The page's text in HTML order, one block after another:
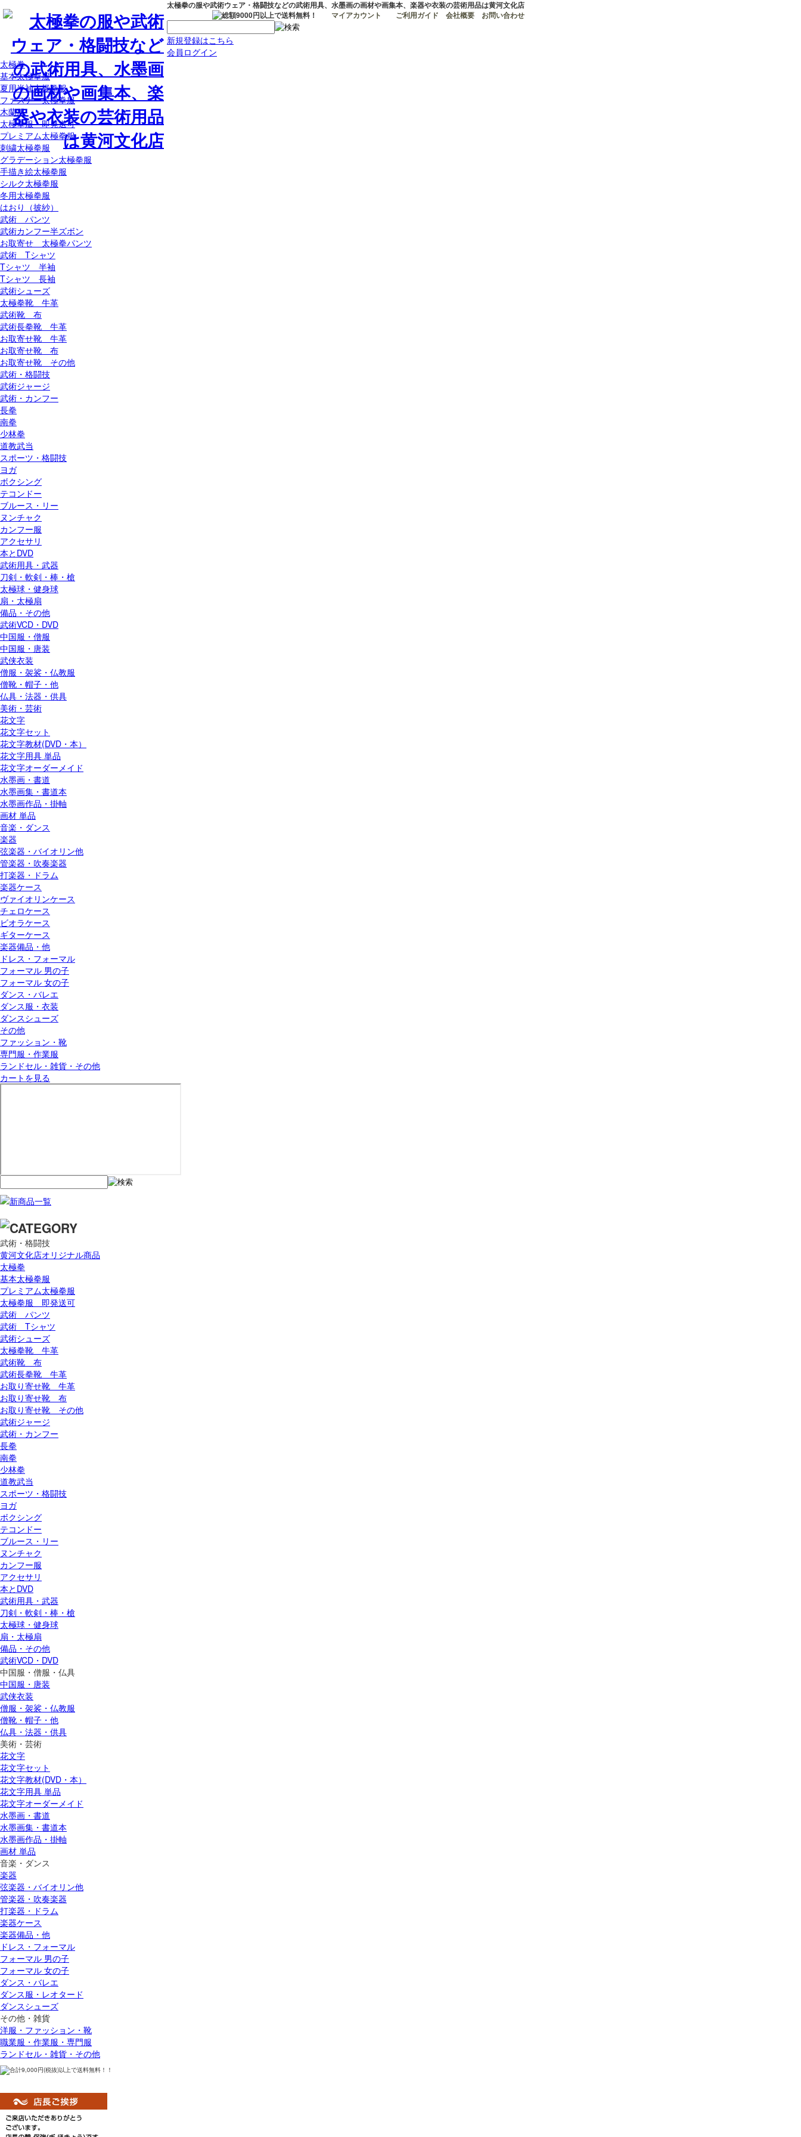
太極拳の服や武術ウェア・格闘技などの武術用具、水墨画の画材や画集本、楽器や衣装の芸術用品は黄河文化店
マイアカウント
ご利用ガイド 会社概要 お問い合わせ
新規登録はこちら
会員ログイン
太極拳
基本太極拳服
夏用半袖太極拳服
ファスナー太極拳服
木蘭服
太極拳服 即発送可
プレミアム太極拳服
刺繍太極拳服
グラデーション太極拳服
手描き絵太極拳服
シルク太極拳服
冬用太極拳服
はおり（披紗）
武術 パンツ
武術カンフー半ズボン
お取寄せ 太極拳パンツ
武術 Tシャツ
Tシャツ 半袖
Tシャツ 長袖
武術シューズ
太極拳靴 牛革
武術靴 布
武術長拳靴 牛革
お取寄せ靴 牛革
お取寄せ靴 布
お取寄せ靴 その他
武術・格闘技
武術ジャージ
武術・カンフー
長拳
南拳
少林拳
道教武当
スポーツ・格闘技
ヨガ
ボクシング
テコンドー
ブルース・リー
ヌンチャク
カンフー服
アクセサリ
本とDVD
武術用具・武器
刀剣・軟剣・棒・槍
太極球・健身球
扇・太極扇
備品・その他
武術VCD・DVD
中国服・僧服
中国服・唐装
武侠衣装
僧服・袈裟・仏教服
僧靴・帽子・他
仏具・法器・供具
美術・芸術
花文字
花文字セット
花文字教材(DVD・本）
花文字用具 単品
花文字オーダーメイド
水墨画・書道
水墨画集・書道本
水墨画作品・掛軸
画材 単品
音楽・ダンス
楽器
弦楽器・バイオリン他
管楽器・吹奏楽器
打楽器・ドラム
楽器ケース
ヴァイオリンケース
チェロケース
ビオラケース
ギターケース
楽器備品・他
ドレス・フォーマル
フォーマル 男の子
フォーマル 女の子
ダンス・バレエ
ダンス服・衣装
ダンスシューズ
その他
ファッション・靴
専門服・作業服
ランドセル・雑貨・その他
カートを見る
武術・格闘技
黄河文化店オリジナル商品
太極拳
基本太極拳服
プレミアム太極拳服
太極拳服 即発送可
武術 パンツ
武術 Tシャツ
武術シューズ
太極拳靴 牛革
武術靴 布
武術長拳靴 牛革
お取り寄せ靴 牛革
お取り寄せ靴 布
お取り寄せ靴 その他
武術ジャージ
武術・カンフー
長拳
南拳
少林拳
道教武当
スポーツ・格闘技
ヨガ
ボクシング
テコンドー
ブルース・リー
ヌンチャク
カンフー服
アクセサリ
本とDVD
武術用具・武器
刀剣・軟剣・棒・槍
太極球・健身球
扇・太極扇
備品・その他
武術VCD・DVD
中国服・僧服・仏具
中国服・唐装
武侠衣装
僧服・袈裟・仏教服
僧靴・帽子・他
仏具・法器・供具
美術・芸術
花文字
花文字セット
花文字教材(DVD・本）
花文字用具 単品
花文字オーダーメイド
水墨画・書道
水墨画集・書道本
水墨画作品・掛軸
画材 単品
音楽・ダンス
楽器
弦楽器・バイオリン他
管楽器・吹奏楽器
打楽器・ドラム
楽器ケース
楽器備品・他
ドレス・フォーマル
フォーマル 男の子
フォーマル 女の子
ダンス・バレエ
ダンス服・レオタード
ダンスシューズ
その他・雑貨
洋服・ファッション・靴
職業服・作業服・専門服
ランドセル・雑貨・その他